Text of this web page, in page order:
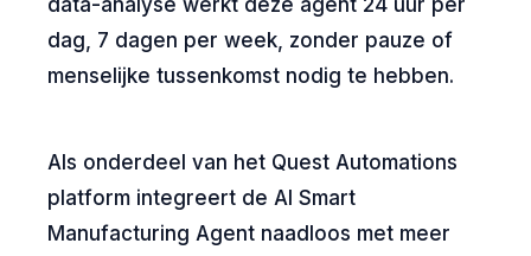
data-analyse werkt deze agent 24 uur per
dag, 7 dagen per week, zonder pauze of
menselijke tussenkomst nodig te hebben.
Als onderdeel van het Quest Automations
platform integreert de AI Smart
Manufacturing Agent naadloos met meer